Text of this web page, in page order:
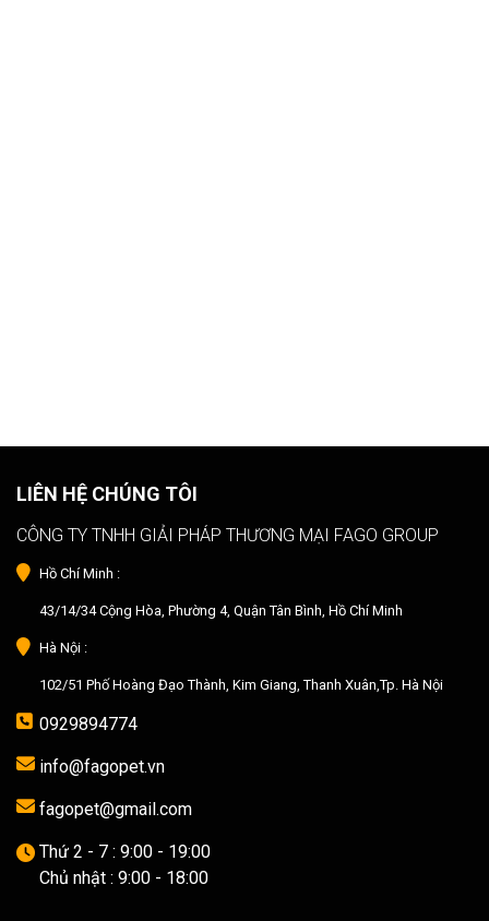
LIÊN HỆ CHÚNG TÔI
CÔNG TY TNHH GIẢI PHÁP THƯƠNG MẠI FAGO GROUP
Hồ Chí Minh :
43/14/34 Cộng Hòa, Phường 4, Quận Tân Bình, Hồ Chí Minh
Hà Nội :
102/51 Phố Hoàng Đạo Thành, Kim Giang, Thanh Xuân,Tp. Hà Nội
0929894774
info@fagopet.vn
fagopet@gmail.com
Thứ 2 - 7 : 9:00 - 19:00
Chủ nhật : 9:00 - 18:00